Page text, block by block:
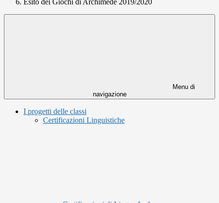
Esito dei Giochi di Archimede 2019/2020
Menu di
navigazione
I progetti delle classi
Certificazioni Linguistiche